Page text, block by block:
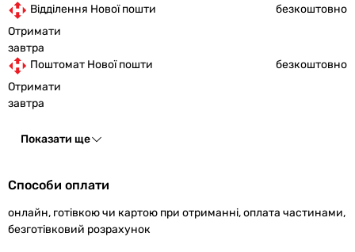
Відділення Нової пошти
безкоштовно
Отримати
завтра
Поштомат Нової пошти
безкоштовно
Отримати
завтра
Показати ще
Способи оплати
онлайн, готівкою чи картою при отриманні, оплата частинами,
безготівковий розрахунок